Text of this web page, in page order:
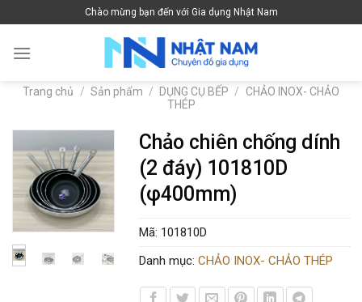
to
content
Chào mừng bạn đến với Gia dụng Nhật Nam
Trang chủ / Sản phẩm / DỤNG CỤ BẾP /
CHẢO INOX- CHẢO
THÉP
Chảo chiên chống dính
(2 đáy) 101810D
(φ400mm)
Mã: 101810D
Danh mục: CHẢO INOX- CHẢO THÉP